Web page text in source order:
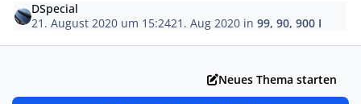
DSpecial
21. August 2020 um 15:2421. Aug 2020 in99, 90, 900 I
Neues Thema starten